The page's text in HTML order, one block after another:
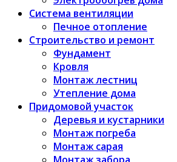
Система вентиляции
Печное отопление
Строительство и ремонт
Фундамент
Кровля
Монтаж лестниц
Утепление дома
Придомовой участок
Деревья и кустарники
Монтаж погреба
Монтаж сарая